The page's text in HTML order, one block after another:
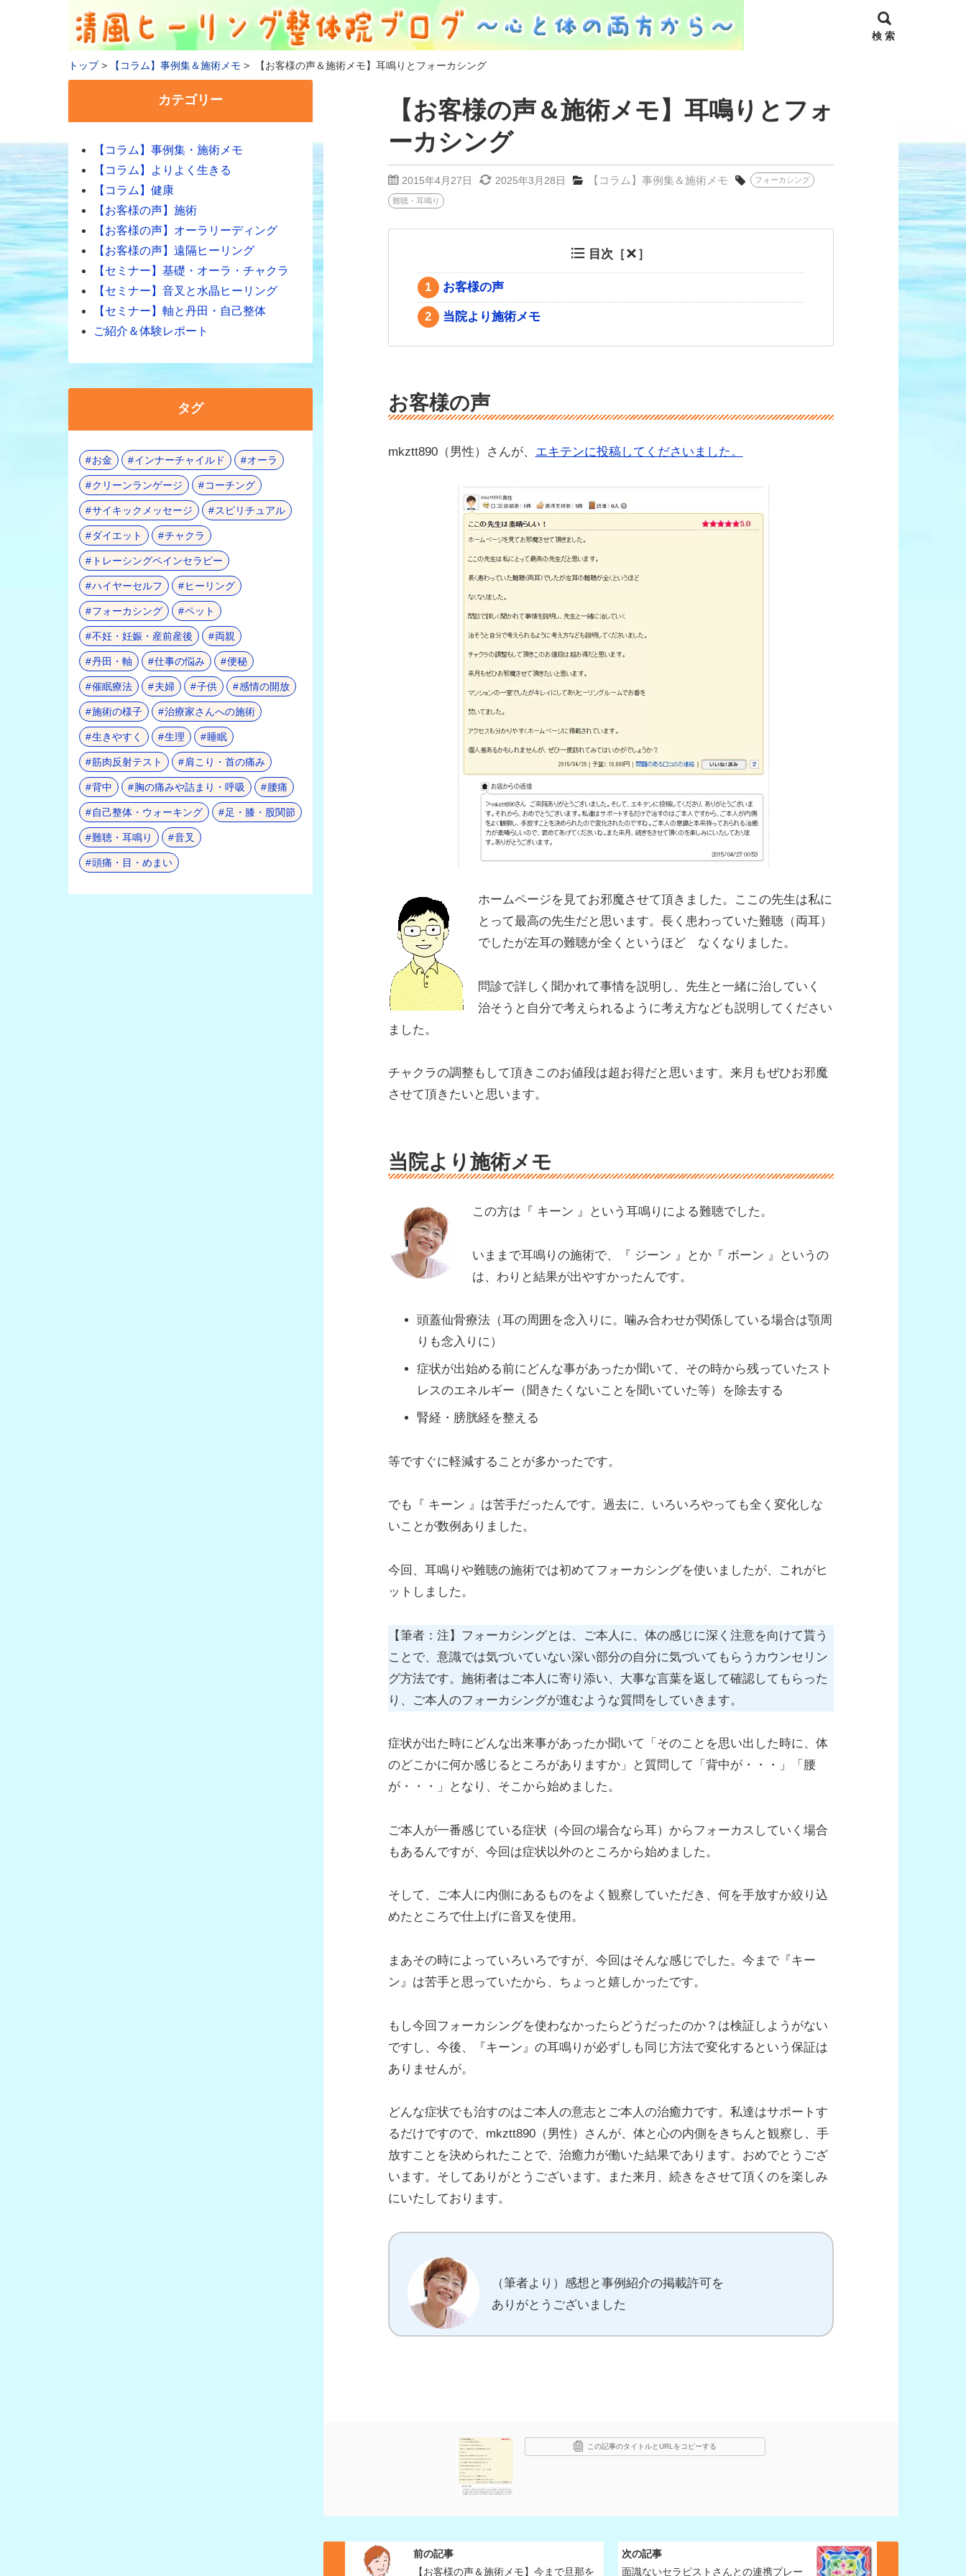
検 索
トップ 【コラム】事例集＆施術メモ 【お客様の声＆施術メモ】耳鳴りとフォーカシング
【お客様の声＆施術メモ】耳鳴りとフォ
ーカシング
2015年4月27日 2025年3月28日 【コラム】事例集＆施術メモ フォーカシング
難聴・耳鳴り
目次［ ］
1 お客様の声
2 当院より施術メモ
お客様の声
mkztt890（男性）さんが、 エキテンに投稿してくださいました。
ホームページを見てお邪魔させて頂きました。ここの先生は私に
とって最高の先生だと思います。長く患わっていた難聴（両耳）
でしたが左耳の難聴が全くというほど なくなりました。
問診で詳しく聞かれて事情を説明し、先生と一緒に治していく
治そうと自分で考えられるように考え方なども説明してください
ました。
チャクラの調整もして頂きこのお値段は超お得だと思います。来月もぜひお邪魔
させて頂きたいと思います。
当院より施術メモ
この方は『 キーン 』という耳鳴りによる難聴でした。
いままで耳鳴りの施術で、『 ジーン 』とか『 ボーン 』というの
は、わりと結果が出やすかったんです。
頭蓋仙骨療法（耳の周囲を念入りに。噛み合わせが関係している場合は顎周
りも念入りに）
症状が出始める前にどんな事があったか聞いて、その時から残っていたスト
レスのエネルギー（聞きたくないことを聞いていた等）を除去する
腎経・膀胱経を整える
等ですぐに軽減することが多かったです。
でも『 キーン 』は苦手だったんです。過去に、いろいろやっても全く変化しな
いことが数例ありました。
今回、耳鳴りや難聴の施術では初めてフォーカシングを使いましたが、これがヒ
ットしました。
【筆者：注】フォーカシングとは、ご本人に、体の感じに深く注意を向けて貰う
ことで、意識では気づいていない深い部分の自分に気づいてもらうカウンセリン
グ方法です。施術者はご本人に寄り添い、大事な言葉を返して確認してもらった
り、ご本人のフォーカシングが進むような質問をしていきます。
症状が出た時にどんな出来事があったか聞いて「そのことを思い出した時に、体
のどこかに何か感じるところがありますか」と質問して「背中が・・・」「腰
が・・・」となり、そこから始めました。
ご本人が一番感じている症状（今回の場合なら耳）からフォーカスしていく場合
もあるんですが、今回は症状以外のところから始めました。
そして、ご本人に内側にあるものをよく観察していただき、何を手放すか絞り込
めたところで仕上げに音叉を使用。
まあその時によっていろいろですが、今回はそんな感じでした。今まで『キー
ン』は苦手と思っていたから、ちょっと嬉しかったです。
もし今回フォーカシングを使わなかったらどうだったのか？は検証しようがない
ですし、今後、『キーン』の耳鳴りが必ずしも同じ方法で変化するという保証は
ありませんが。
どんな症状でも治すのはご本人の意志とご本人の治癒力です。私達はサポートす
るだけですので、mkztt890（男性）さんが、体と心の内側をきちんと観察し、手
放すことを決められたことで、治癒力が働いた結果であります。おめでとうござ
います。そしてありがとうございます。また来月、続きをさせて頂くのを楽しみ
にいたしております。
（筆者より）感想と事例紹介の掲載許可を
ありがとうございました
この記事のタイトルとURLをコピーする
前の記事
【お客様の声＆施術メモ】今まで旦那を
次の記事
面識ないセラピストさんとの連携プレー
カテゴリー
【コラム】事例集・施術メモ
【コラム】よりよく生きる
【コラム】健康
【お客様の声】施術
【お客様の声】オーラリーディング
【お客様の声】遠隔ヒーリング
【セミナー】基礎・オーラ・チャクラ
【セミナー】音叉と水晶ヒーリング
【セミナー】軸と丹田・自己整体
ご紹介＆体験レポート
タグ
お金 インナーチャイルド オーラ
クリーンランゲージ コーチング
サイキックメッセージ スピリチュアル
ダイエット チャクラ
トレーシングペインセラピー
ハイヤーセルフ ヒーリング
フォーカシング ペット
不妊・妊娠・産前産後 両親
丹田・軸 仕事の悩み 便秘
催眠療法 夫婦 子供 感情の開放
施術の様子 治療家さんへの施術
生きやすく 生理 睡眠
筋肉反射テスト 肩こり・首の痛み
背中 胸の痛みや詰まり・呼吸 腰痛
自己整体・ウォーキング 足・膝・股関節
難聴・耳鳴り 音叉
頭痛・目・めまい